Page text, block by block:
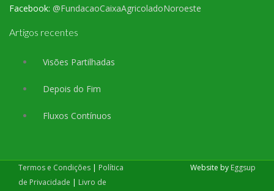
Facebook: @FundacaoCaixaAgricoladoNoroeste
Artigos recentes
Visões Partilhadas
Depois do Fim
Fluxos Contínuos
Termos e Condições | Política
de Privacidade | Livro de
Website by Eggsup